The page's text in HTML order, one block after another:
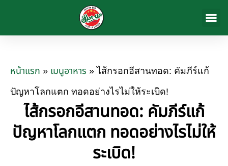
หน้าแรก » เมนูอาหาร​ » ไส้กรอกอีสานทอด: คัมภีร์แก้
ปัญหาโลกแตก ทอดอย่างไรไม่ให้ระเบิด!
ไส้กรอกอีสานทอด: คัมภีร์แก้
ปัญหาโลกแตก ทอดอย่างไรไม่ให้
ระเบิด!